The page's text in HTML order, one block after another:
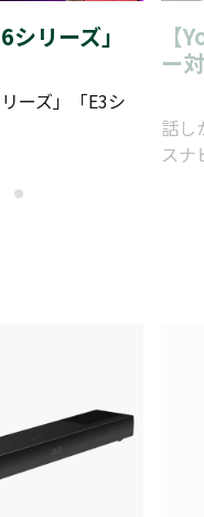
リーズ」
ーズ」「E3シ
【
ー
話し
ス